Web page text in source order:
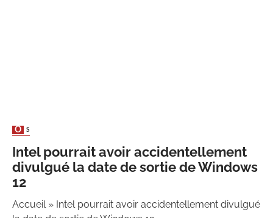
OS
Intel pourrait avoir accidentellement
divulgué la date de sortie de Windows
12
Accueil» Intel pourrait avoir accidentellement divulgué